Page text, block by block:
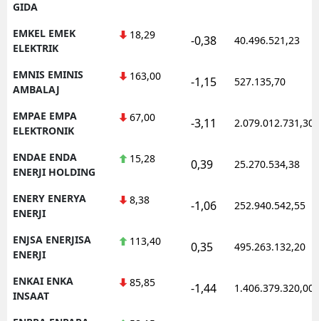
GIDA
EMKEL EMEK
ELEKTRIK
18,29 -0,38 40.496.521,23
EMNIS EMINIS
AMBALAJ
163,00 -1,15 527.135,70
EMPAE EMPA
ELEKTRONIK
67,00 -3,11 2.079.012.731,30
ENDAE ENDA
ENERJI HOLDING
15,28 0,39 25.270.534,38
ENERY ENERYA
ENERJI
8,38 -1,06 252.940.542,55
ENJSA ENERJISA
ENERJI
113,40 0,35 495.263.132,20
ENKAI ENKA
INSAAT
85,85 -1,44 1.406.379.320,00